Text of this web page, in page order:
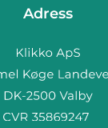
Adress